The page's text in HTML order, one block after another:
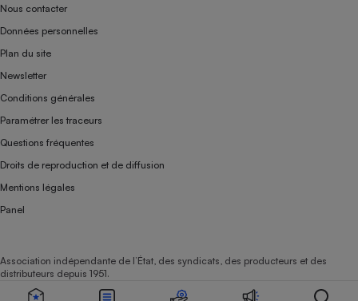
Nous contacter
Données personnelles
Plan du site
Newsletter
Conditions générales
Paramétrer les traceurs
Questions fréquentes
Droits de reproduction et de diffusion
Mentions légales
Panel
Association indépendante de l’État, des syndicats, des producteurs et des
distributeurs depuis 1951.